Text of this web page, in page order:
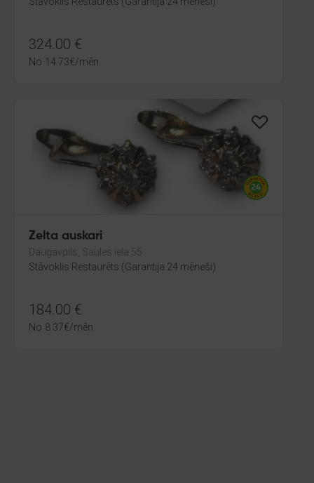
324.00 €
No 14.73€/mēn.
Zelta auskari
Daugavpils, Saules iela 55
Stāvoklis Restaurēts (Garantija 24 mēneši)
184.00 €
No 8.37€/mēn.